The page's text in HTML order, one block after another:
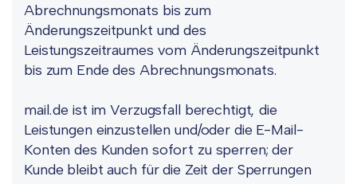
Abrechnungsmonats bis zum
Änderungszeitpunkt und des
Leistungszeitraumes vom Änderungszeitpunkt
bis zum Ende des Abrechnungsmonats.
mail.de ist im Verzugsfall berechtigt, die
Leistungen einzustellen und/oder die E-Mail-
Konten des Kunden sofort zu sperren; der
Kunde bleibt auch für die Zeit der Sperrungen